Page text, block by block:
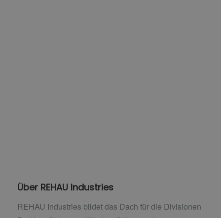
Über REHAU Industries
REHAU Industries bildet das Dach für die Divisionen